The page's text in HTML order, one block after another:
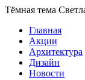
Тёмная тема
Главная
Акции
Архитектура
Дизайн
Новости